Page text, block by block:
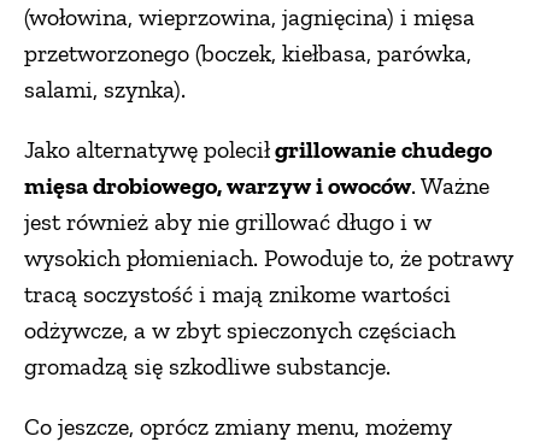
(wołowina, wieprzowina, jagnięcina) i mięsa
przetworzonego (boczek, kiełbasa, parówka,
salami, szynka).
Jako alternatywę poleciłgrillowanie chudego
mięsa drobiowego, warzyw i owoców. Ważne
jest również aby nie grillować długo i w
wysokich płomieniach. Powoduje to, że potrawy
tracą soczystość i mają znikome wartości
odżywcze, a w zbyt spieczonych częściach
gromadzą się szkodliwe substancje.
Co jeszcze, oprócz zmiany menu, możemy